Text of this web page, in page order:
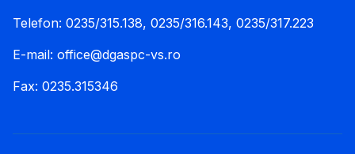
Telefon: 0235/315.138, 0235/316.143, 0235/317.223
E-mail: office@dgaspc-vs.ro
Fax: 0235.315346